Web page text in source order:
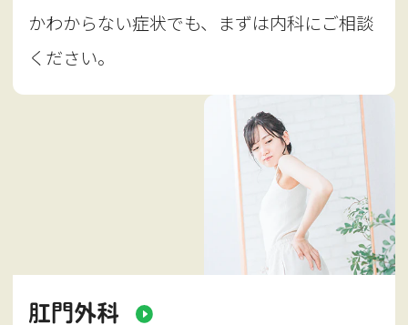
かわからない症状でも、まずは内科にご相談
ください。
肛門外科